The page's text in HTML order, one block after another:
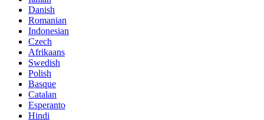
Danish
Romanian
Indonesian
Czech
Afrikaans
Swedish
Polish
Basque
Catalan
Esperanto
Hindi